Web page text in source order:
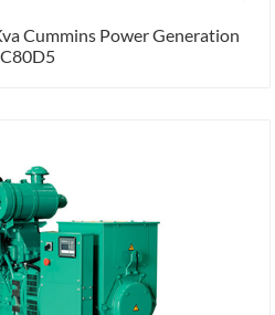
Cummins Power Generation
C80D5